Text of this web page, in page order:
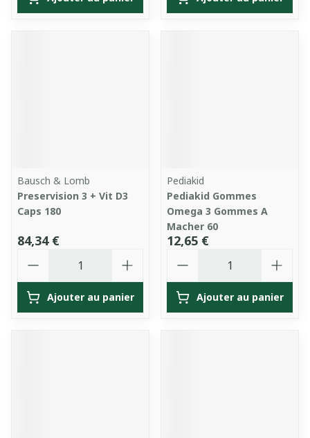
Bausch & Lomb
Preservision 3 + Vit D3
Caps 180
84,34 €
Ajouter au panier
Pediakid
Pediakid Gommes
Omega 3 Gommes A
Macher 60
12,65 €
Ajouter au panier